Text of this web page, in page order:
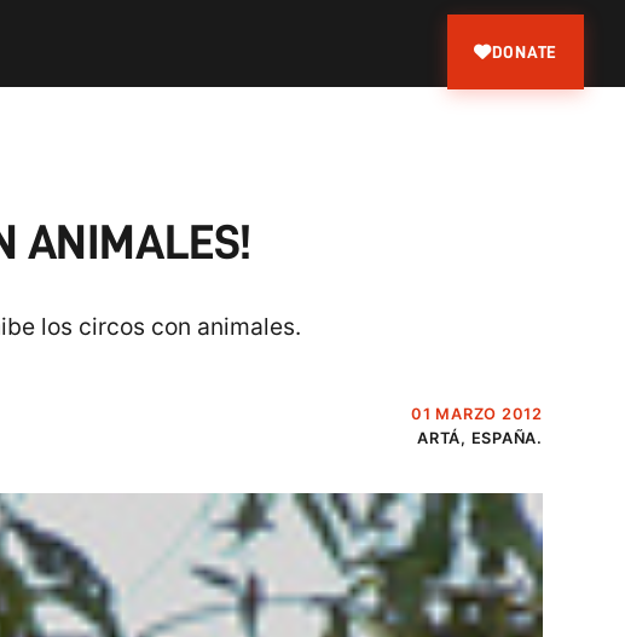
DONATE
ANIMALES!
los circos con animales.
01 MARZO 2012
ARTÁ, ESPAÑA.